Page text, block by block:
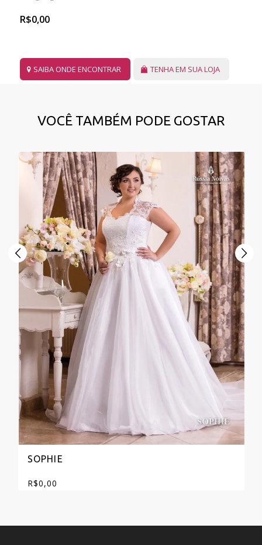
R$0,00
SAIBA ONDE ENCONTRAR TENHA EM SUA LOJA
VOCÊ TAMBÉM PODE GOSTAR
SOPHIE
R$0,00